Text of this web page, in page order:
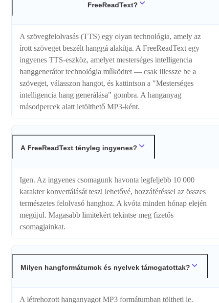
FreeReadText?
A szövegfelolvasás (TTS) egy olyan technológia, amely az
írott szöveget beszélt hanggá alakítja. A FreeReadText egy
ingyenes TTS-eszköz, amelyet mesterséges intelligencia
hanggenerátor technológia működtet — csak illessze be a
szöveget, válasszon hangot, és kattintson a "Mesterséges
intelligencia hang generálása" gombra. A hanganyag
másodpercek alatt letölthető MP3-ként.
A FreeReadText tényleg ingyenes?
Igen. Az ingyenes csomagunk havonta legfeljebb 10 000
karakter konvertálását teszi lehetővé, hozzáféréssel az összes
természetes felolvasó hanghoz. A kvóta minden hónap elején
megújul. Magasabb limitekért tekintse meg fizetős
csomagjainkat.
Milyen hangformátumok és nyelvek támogatottak?
A létrehozott hanganyagot MP3 formátumban töltheti le.